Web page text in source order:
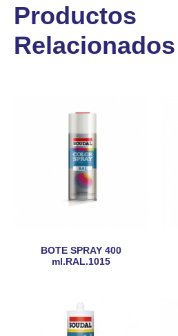
Productos
Relacionados
BOTE SPRAY 400
ml.RAL.1015